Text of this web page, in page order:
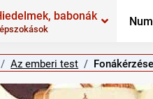
babonák
Az emberi test